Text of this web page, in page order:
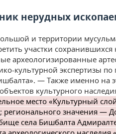
нерудных
и территории
участки
археологизированные
культурной экспертизы
— Также именно на
культурного
место «Культурный
регионального значения —
села Бишбалта